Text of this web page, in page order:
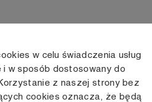
KONTO
Moje konto
INFORMACJE
Dostawa
w celu świadczenia usług
w sposób dostosowany do
z naszej strony bez
cookies oznacza, że będą